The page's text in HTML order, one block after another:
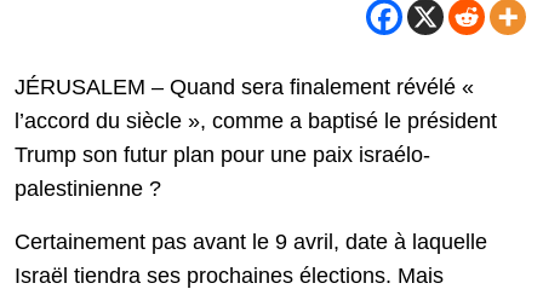
JÉRUSALEM – Quand sera finalement révélé «
l’accord du siècle », comme a baptisé le président
Trump son futur plan pour une paix israélo-
palestinienne ?
Certainement pas avant le 9 avril, date à laquelle
Israël tiendra ses prochaines élections. Mais